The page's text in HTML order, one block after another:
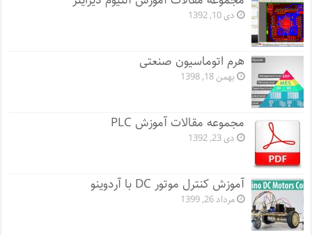
دی 10, 1392
هرم اتوماسیون صنعتی
بهمن 18, 1398
مجموعه مقالات آموزش PLC
دی 23, 1392
آموزش کنترل موتور DC با آردوینو
مرداد 26, 1399